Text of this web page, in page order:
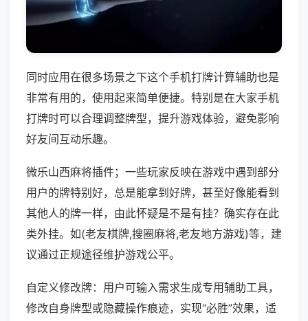
同时应用在很多场景之下这个手机打牌计算辅助也是
非常有用的，使用起来简单便捷。特别是在大家手机
打牌时可以合理调整牌型，提升游戏体验，避免影响
好友间互动乐趣。
微乐山西麻将插件；一些玩家反映在游戏中遇到部分
用户的牌特别好，总是能拿到好牌，甚至好像能看到
其他人的牌一样，由此怀疑是不是有挂？确实存在此
类外挂。如(老友棋牌,搜圈麻将,老友地方游戏)等，建
议通过正规途径维护游戏公平。
自定义修改牌：用户可输入需求生成专用辅助工具，
修改自身牌型或隐藏操作痕迹，实现“必胜”效果，适